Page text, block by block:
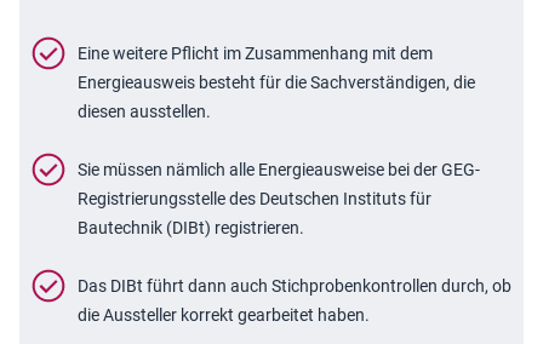
Eine weitere Pflicht im Zusammenhang mit dem
Energieausweis besteht für die Sachverständigen, die
diesen ausstellen.
Sie müssen nämlich alle Energieausweise bei der GEG-
Registrierungsstelle des Deutschen Instituts für
Bautechnik (DIBt) registrieren.
Das DIBt führt dann auch Stichprobenkontrollen durch, ob
die Aussteller korrekt gearbeitet haben.